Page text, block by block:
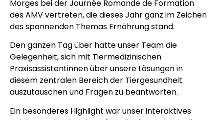
Morges bei der Journée Romande de Formation
des AMV vertreten, die dieses Jahr ganz im Zeichen
des spannenden Themas Ernährung stand.
Den ganzen Tag über hatte unser Team die
Gelegenheit, sich mit Tiermedizinischen
Praxisassistentinnen über unsere Lösungen in
diesem zentralen Bereich der Tiergesundheit
auszutauschen und Fragen zu beantworten.
Ein besonderes Highlight war unser interaktives